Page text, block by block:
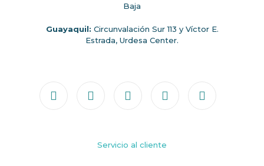
Baja
Guayaquil: Circunvalación Sur 113 y Víctor E.
Estrada, Urdesa Center.
Servicio al cliente